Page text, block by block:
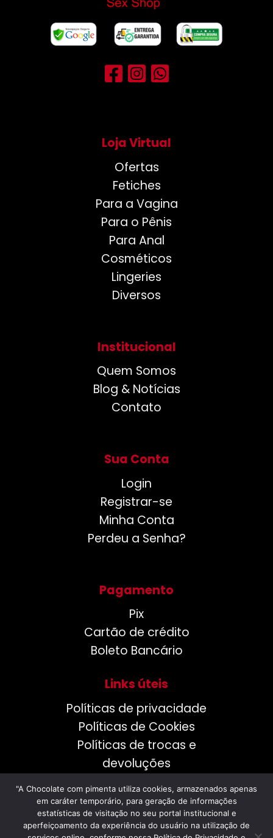
Loja Virtual
Ofertas
Fetiches
Para a Vagina
Para o Pênis
Para Anal
Cosméticos
Lingeries
Diversos
Institucional
Quem Somos
Blog & Notícias
Contato
Sua Conta
Login
Registrar-se
Minha Conta
Perdeu a Senha?
Pagamento
Pix
Cartão de crédito
Boleto Bancário
Links úteis
Políticas de privacidade
Políticas de Cookies
Políticas de trocas e
devoluções
"A Chocolate com pimenta utiliza cookies, armazenados apenas
em caráter temporário, para geração de informações
estatísticas de visitação no seu portal institucional e
aperfeiçoamento da experiência do usuário na utilização de